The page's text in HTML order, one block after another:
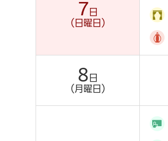
7 日
（日曜日）
8 日
（月曜日）